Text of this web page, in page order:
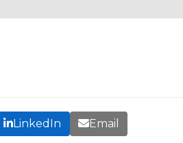
LinkedIn Email